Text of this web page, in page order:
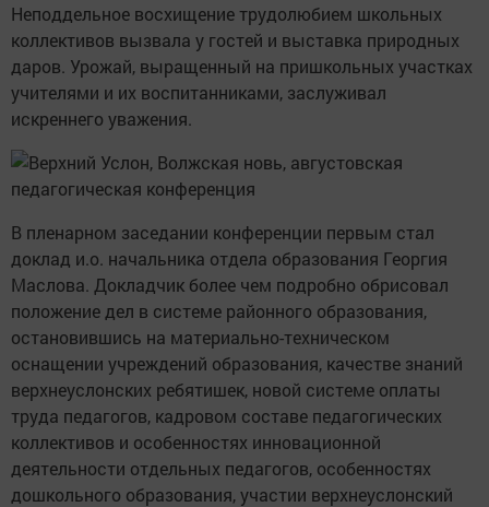
Неподдельное восхищение трудолюбием школьных
коллективов вызвала у гостей и выставка природных
даров. Урожай, выращенный на пришкольных участках
учителями и их воспитанниками, заслуживал
искреннего уважения.
В пленарном заседании конференции первым стал
доклад и.о. начальника отдела образования Георгия
Маслова. Докладчик более чем подробно обрисовал
положение дел в системе районного образования,
остановившись на материально-техническом
оснащении учреждений образования, качестве знаний
верхнеуслонских ребятишек, новой системе оплаты
труда педагогов, кадровом составе педагогических
коллективов и особенностях инновационной
деятельности отдельных педагогов, особенностях
дошкольного образования, участии верхнеуслонский